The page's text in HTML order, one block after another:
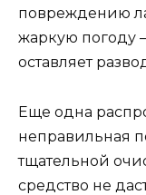
повреждению
жаркую погоду
оставляет
Еще одна
неправильная
тщательной
средство не